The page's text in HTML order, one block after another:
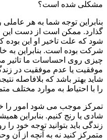
مشکلی شده است؟
بنابراین توجه شما به هر
گذارد. ممکن است از دست
شود که علت تاخیر او این
شرکت بوده است. بنابراین به
چیزی روی احساسات ما تاثیر
موفقیت یا عدم موفقیت در
شاید بهتر باشد که بلافاصله
را با احتیاط به موارد مختلف
تمرکز موجب می شود امور را
شادی یا رنج کنیم. بنابراین
زندگی باید بتوانید توجه خود
متمرکز کنید نه به آنچه از آن